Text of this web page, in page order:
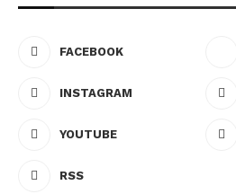
FACEBOOK
INSTAGRAM
YOUTUBE
RSS